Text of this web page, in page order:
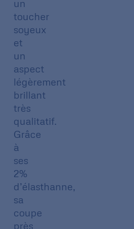
un
toucher
soyeux
et
un
aspect
légèrement
brillant
très
qualitatif.
Grâce
à
ses
2%
d’élasthanne,
sa
coupe
près